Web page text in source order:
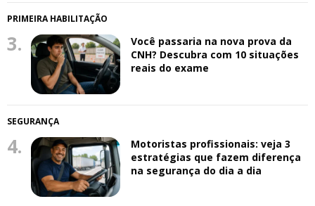
PRIMEIRA HABILITAÇÃO
3.
Você passaria na nova prova da
CNH? Descubra com 10 situações
reais do exame
SEGURANÇA
4.
Motoristas profissionais: veja 3
estratégias que fazem diferença
na segurança do dia a dia